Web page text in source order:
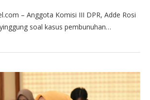
– Anggota Komisi III DPR, Adde Rosi
soal kasus pembunuhan…